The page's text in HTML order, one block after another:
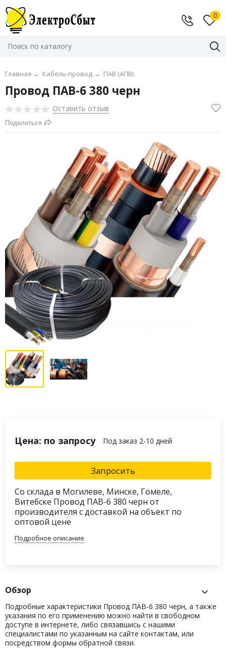
0
Главная → Кабель-провод → ПАВ (АПВ)
Провод ПАВ-6 380 черн
Оставить отзыв
Поделиться
Цена: по запросу Под заказ 2-10 дней
Запросить
Со склада в Могилеве, Минске, Гомеле,
Витебске Провод ПАВ-6 380 черн от
производителя с доставкой на объект по
оптовой цене
Подробное описание
Обзор
Подробные характеристики Провод ПАВ-6 380 черн, а также
указания по его применению можно найти в свободном
доступе в интернете, либо связавшись с нашими
специалистами по указанным на сайте контактам, или
посредством формы обратной связи.